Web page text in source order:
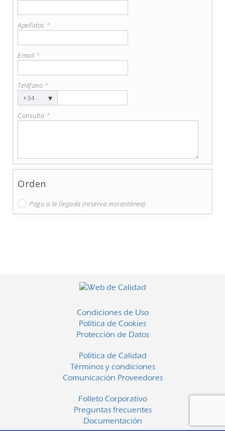
Apellidos *
Email *
Teléfono *
+34
▾
Consulta *
Orden
Pago a la llegada (reserva instantánea)
Condiciones de Uso
Política de Cookies
Protección de Datos
Política de Calidad
Términos y condiciones
Comunicación Proveedores
Folleto Corporativo
Preguntas frecuentes
Documentación